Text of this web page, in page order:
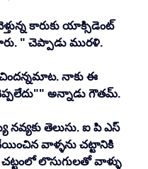
కారుకు యాక్సిడెంట్
" చెప్పాడు మురళి.
నాకు ఈ
అన్నాడు గౌతమ్.
తెలుసు. ఐ పి ఎస్
వాళ్ళను చట్టానికి
లొసుగులతో వాళ్ళు